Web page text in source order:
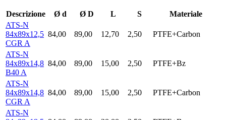
Descrizione Ø d Ø D L S
Materiale
ATS-N
84x89x12,5
CGR A
84,00 89,00 12,70 2,50 PTFE+Carbon
ATS-N
84x89x14,8
B40 A
84,00 89,00 15,00 2,50 PTFE+Bz
ATS-N
84x89x14,8
CGR A
84,00 89,00 15,00 2,50 PTFE+Carbon
ATS-N